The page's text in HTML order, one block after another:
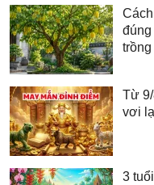
đúng
Từ
vơi
3